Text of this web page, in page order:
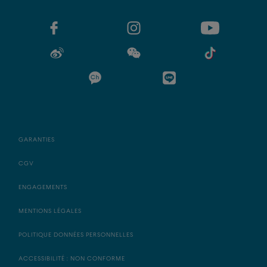
GARANTIES
CGV
ENGAGEMENTS
MENTIONS LÉGALES
POLITIQUE DONNÉES PERSONNELLES
ACCESSIBILITÉ : NON CONFORME